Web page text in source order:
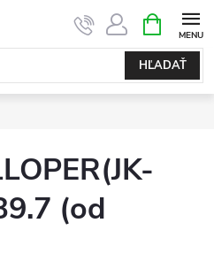
HĽADAŤ
KOŠÍK
(od